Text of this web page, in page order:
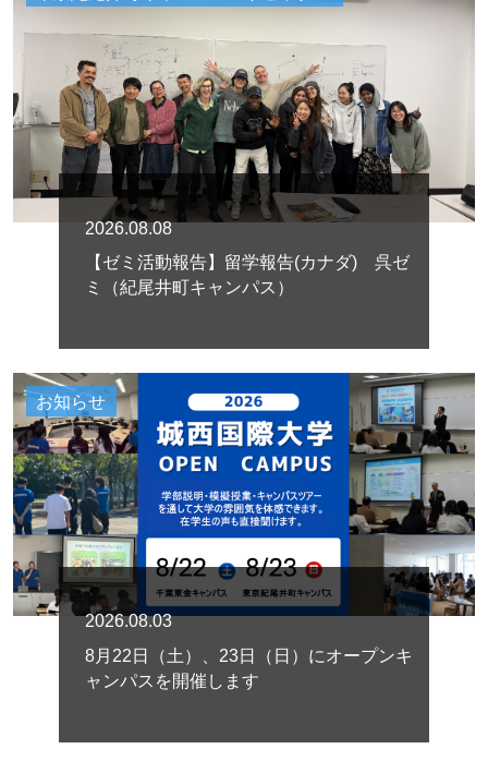
2026.08.08
【ゼミ活動報告】留学報告(カナダ) 呉ゼ
ミ（紀尾井町キャンパス）
お知らせ
2026.08.03
8月22日（土）、23日（日）にオープンキ
ャンパスを開催します